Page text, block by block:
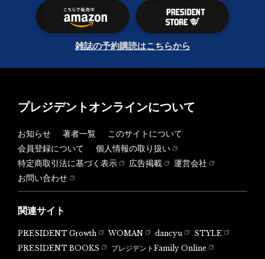
雑誌の予約購読はこちらから
プレジデントオンラインについて
お知らせ 著者一覧
このサイトについて
会員登録について
個人情報の取り扱い
特定商取引法に基づく表示
広告掲載
運営会社
お問い合わせ
関連サイト
PRESIDENT Growth WOMAN dancyu
STYLE
PRESIDENT BOOKS
プレジデントFamily Online